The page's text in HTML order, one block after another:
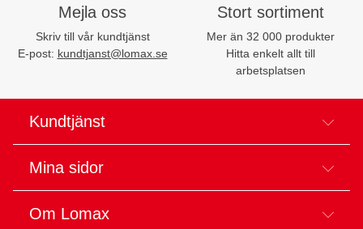
Mejla oss
Skriv till vår kundtjänst
E-post: kundtjanst@lomax.se
Stort sortiment
Mer än 32 000 produkter
Hitta enkelt allt till
arbetsplatsen
Kundtjänst
Mina sidor
Om Lomax